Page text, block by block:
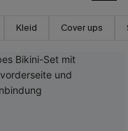
Kleid Cover ups